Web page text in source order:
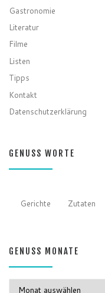
Gastronomie
Literatur
Filme
Listen
Tipps
Kontakt
Datenschutzerklärung
GENUSS WORTE
Gerichte Zutaten
GENUSS MONATE